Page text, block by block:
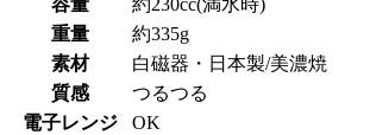
容量
約230cc(満水時)
重量
約335g
素材
白磁器・日本製/美濃焼
質感
つるつる
電子レンジ
OK